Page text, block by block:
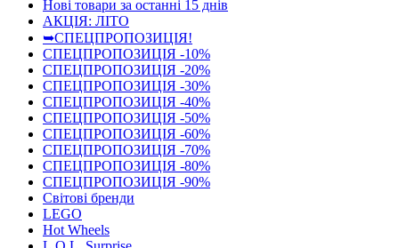
Нові товари за останнi 15 днiв
АКЦІЯ: ЛІТО
➥СПЕЦПРОПОЗИЦІЯ!
СПЕЦПРОПОЗИЦІЯ -10%
СПЕЦПРОПОЗИЦІЯ -20%
СПЕЦПРОПОЗИЦІЯ -30%
СПЕЦПРОПОЗИЦІЯ -40%
СПЕЦПРОПОЗИЦІЯ -50%
СПЕЦПРОПОЗИЦІЯ -60%
СПЕЦПРОПОЗИЦІЯ -70%
СПЕЦПРОПОЗИЦІЯ -80%
СПЕЦПРОПОЗИЦІЯ -90%
Світові бренди
LEGO
Hot Wheels